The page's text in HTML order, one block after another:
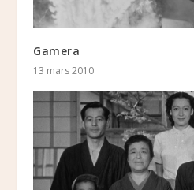
Gamera
13 mars 2010